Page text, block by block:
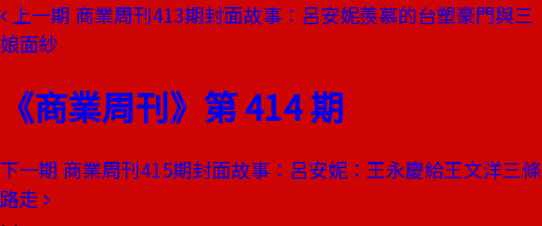
上一期 商業周刊413期封面故事：呂安妮羨慕的台塑豪門與三
娘面紗
《商業周刊》第 414 期
下一期 商業周刊415期封面故事：呂安妮：王永慶給王文洋三條
路走
本期目錄
預覽文章
不是同志，就是敵人
閱讀
童再興專欄
陳履安的第四勢力與林洋港的抉擇